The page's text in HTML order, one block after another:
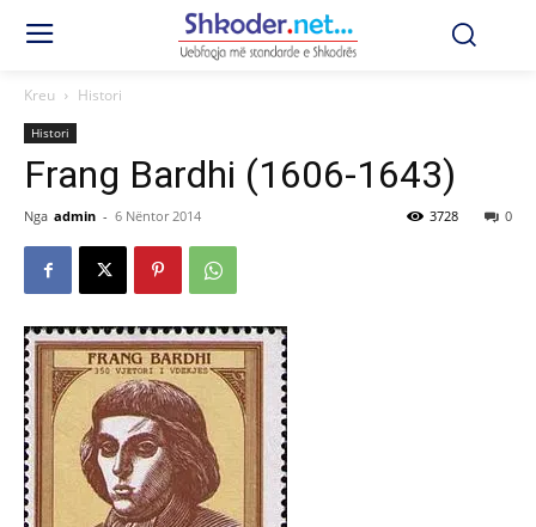
Kreu Histori
Histori
Frang Bardhi (1606-1643)
Nga admin - 6 Nëntor 2014 0
3728